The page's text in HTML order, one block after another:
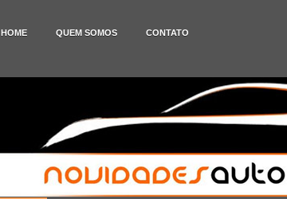
HOME QUEM SOMOS CONTATO